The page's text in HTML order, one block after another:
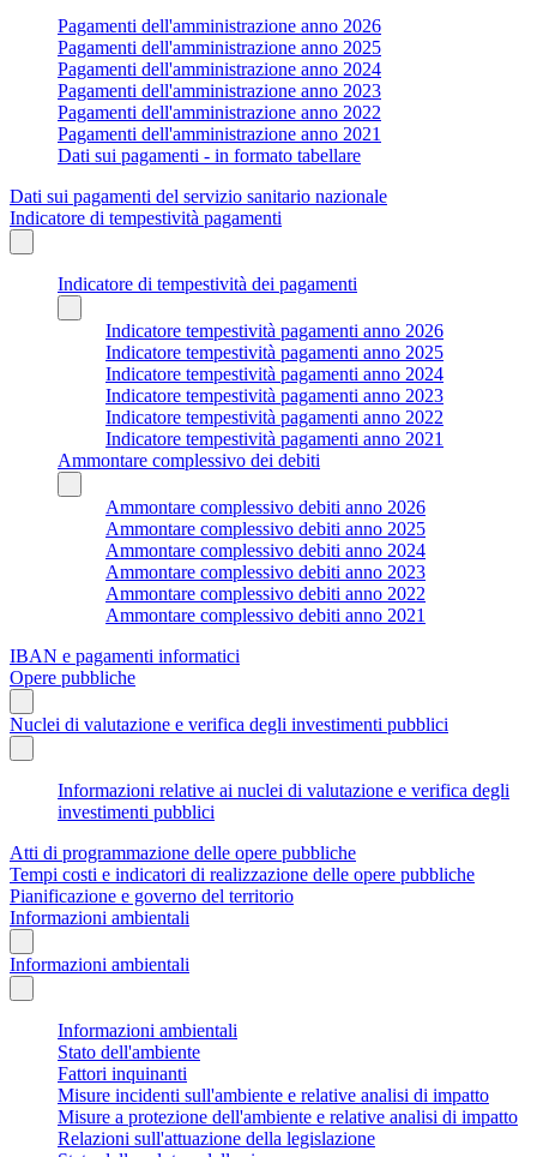
Pagamenti dell'amministrazione anno 2026
Pagamenti dell'amministrazione anno 2025
Pagamenti dell'amministrazione anno 2024
Pagamenti dell'amministrazione anno 2023
Pagamenti dell'amministrazione anno 2022
Pagamenti dell'amministrazione anno 2021
Dati sui pagamenti - in formato tabellare
Dati sui pagamenti del servizio sanitario nazionale
Indicatore di tempestività pagamenti
Indicatore di tempestività dei pagamenti
Indicatore tempestività pagamenti anno 2026
Indicatore tempestività pagamenti anno 2025
Indicatore tempestività pagamenti anno 2024
Indicatore tempestività pagamenti anno 2023
Indicatore tempestività pagamenti anno 2022
Indicatore tempestività pagamenti anno 2021
Ammontare complessivo dei debiti
Ammontare complessivo debiti anno 2026
Ammontare complessivo debiti anno 2025
Ammontare complessivo debiti anno 2024
Ammontare complessivo debiti anno 2023
Ammontare complessivo debiti anno 2022
Ammontare complessivo debiti anno 2021
IBAN e pagamenti informatici
Opere pubbliche
Nuclei di valutazione e verifica degli investimenti pubblici
Informazioni relative ai nuclei di valutazione e verifica degli
investimenti pubblici
Atti di programmazione delle opere pubbliche
Tempi costi e indicatori di realizzazione delle opere pubbliche
Pianificazione e governo del territorio
Informazioni ambientali
Informazioni ambientali
Informazioni ambientali
Stato dell'ambiente
Fattori inquinanti
Misure incidenti sull'ambiente e relative analisi di impatto
Misure a protezione dell'ambiente e relative analisi di impatto
Relazioni sull'attuazione della legislazione